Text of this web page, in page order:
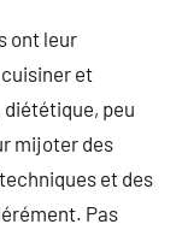
ont leur
et
diététique, peu
mijoter des
et des
Pas